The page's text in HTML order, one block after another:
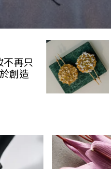
不再只
創造